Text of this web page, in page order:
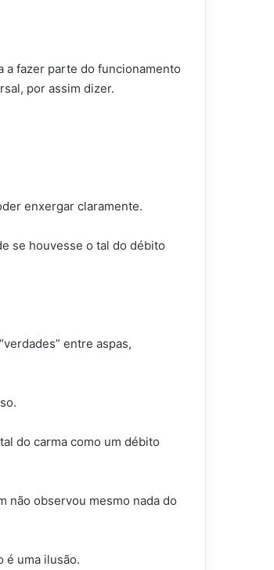
a fazer parte do funcionamento
por assim dizer.
enxergar claramente.
se houvesse o tal do débito
entre aspas,
do carma como um débito
não observou mesmo nada do
é uma ilusão.